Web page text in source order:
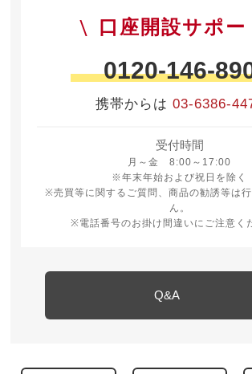
口座開設サポー
0120-146-
携帯からは 03-6386-
受付時間
月～金 8:00～17:00
月曜日から金曜日 8時から17時
※年末年始および祝日を除く
※売買等に関するご質問、商品の勧誘等は
ん。
※電話番号のお掛け間違いにご注意く
Q&A